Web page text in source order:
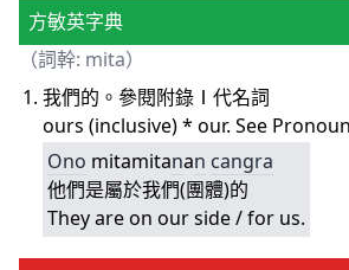
方敏英字典
（詞幹: mita）
我們的。參閱附錄Ⅰ代名詞
ours (inclusive) * our. See
Ono mitamitanan cangra
他們是屬於我們(團體)的
They are on our side / for us.